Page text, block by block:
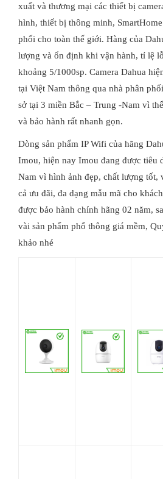
xuất và thương mại các thiết bị
hình, thiết bị thông minh,
phối cho toàn thế giới. Hàng của
lượng và ổn định khi vận hành, tỉ lệ
khoảng 5/1000sp. Camera Dahua
tại Việt Nam thông qua nhà phân
sở tại 3 miền Bắc – Trung -Nam vì
và bảo hành rất nhanh gọn.
Dòng sản phẩm IP Wifi của hãng
Imou, hiện nay Imou đang được tiêu
Nam vì hình ảnh đẹp, chất lượng tốt,
cả ưu đãi, đa dạng mẫu mã cho
được bảo hành chính hãng 02 năm,
vài sản phẩm phổ thông giá mềm,
khảo nhé